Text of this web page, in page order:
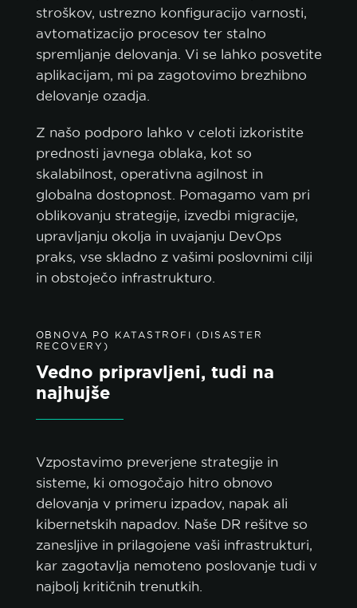
stroškov, ustrezno konfiguracijo varnosti,
avtomatizacijo procesov ter stalno
spremljanje delovanja. Vi se lahko posvetite
aplikacijam, mi pa zagotovimo brezhibno
delovanje ozadja.
Z našo podporo lahko v celoti izkoristite
prednosti javnega oblaka, kot so
skalabilnost, operativna agilnost in
globalna dostopnost. Pomagamo vam pri
oblikovanju strategije, izvedbi migracije,
upravljanju okolja in uvajanju DevOps
praks, vse skladno z vašimi poslovnimi cilji
in obstoječo infrastrukturo.
OBNOVA PO KATASTROFI (DISASTER
RECOVERY)
Vedno pripravljeni, tudi na
najhujše
Vzpostavimo preverjene strategije in
sisteme, ki omogočajo hitro obnovo
delovanja v primeru izpadov, napak ali
kibernetskih napadov. Naše DR rešitve so
zanesljive in prilagojene vaši infrastrukturi,
kar zagotavlja nemoteno poslovanje tudi v
najbolj kritičnih trenutkih.
politiko piškotkov.
SPREJMI VSE
SPREJMI SAMO NUJNE